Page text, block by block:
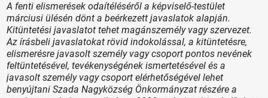
A fenti elismerések odaítéléséről a képviselő-testület
márciusi ülésén dönt a beérkezett javaslatok alapján.
Kitüntetési javaslatot tehet magánszemély vagy szervezet.
Az írásbeli javaslatokat rövid indokolással, a kitüntetésre,
elismerésre javasolt személy vagy csoport pontos nevének
feltüntetésével, tevékenységének ismertetésével és a
javasolt személy vagy csoport elérhetőségével lehet
benyújtani Szada Nagyközség Önkormányzat részére a